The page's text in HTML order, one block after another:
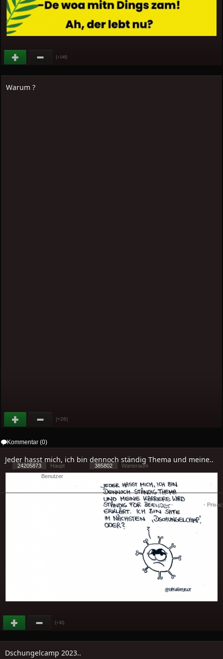
(+146)
Warum ?
(+26)
Kommentar (0)
Jeder hasst mich, ich bin dennoch ständig Thema und meine..
(+30)
Dschungelcamp 2023..
24205873 Haupt 385802
Warteraum
Benutzer
Cookies- -